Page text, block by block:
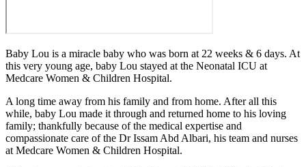
Baby Lou is a miracle baby who was born at 22 weeks & 6 days. At
this very young age, baby Lou stayed at the Neonatal ICU at
Medcare Women & Children Hospital.
A long time away from his family and from home. After all this
while, baby Lou made it through and returned home to his loving
family; thankfully because of the medical expertise and
compassionate care of the Dr Issam Abd Albari, his team and nurses
at Medcare Women & Children Hospital.